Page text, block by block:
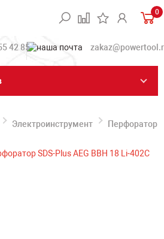
0
42 85
Электроинструмент Перфораторы